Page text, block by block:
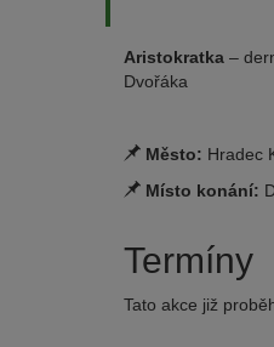
Aristokratka –
Dvořáka
Město: Hradec
Místo konání:
Termíny
Tato akce již